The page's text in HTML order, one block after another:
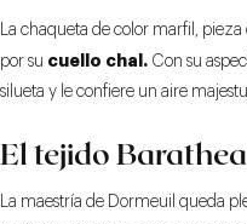
La chaqueta de color marfil,
por su cuello chal. Con su
silueta y le confiere un aire
El tejido
La maestría de Dormeuil queda